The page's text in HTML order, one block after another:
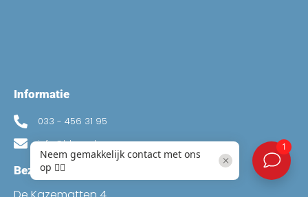
Informatie
033 - 456 31 95
info@bban.nl
Bezoekadres